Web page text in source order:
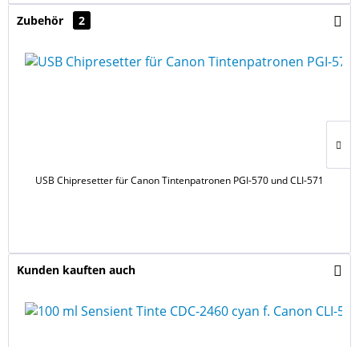
Zubehör 2
USB Chipresetter für Canon Tintenpatronen PGI-570 und CLI-571
Kunden kauften auch